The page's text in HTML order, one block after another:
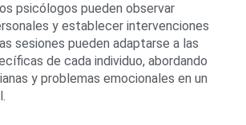
psicólogos pueden observar
y establecer intervenciones
sesiones pueden adaptarse a las
de cada individuo, abordando
y problemas emocionales en un